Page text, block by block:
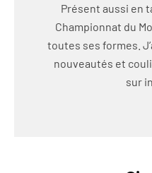
Présent aussi en
Championnat du
toutes ses formes.
nouveautés et
sur